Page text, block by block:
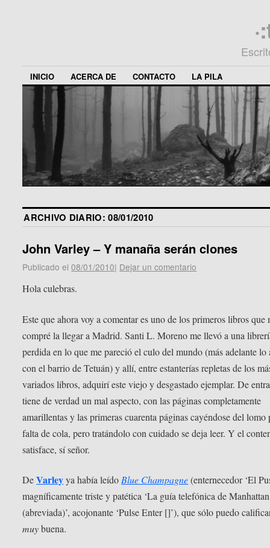
INICIO ACERCA DE CONTACTO LA PILA
ARCHIVO DIARIO:08/01/2010
John Varley – Y manaña serán clones
Publicado el 08/01/2010| Dejar un comentario
Hola culebras.
Este que ahora voy a comentar es uno de los primeros libros que
compré la llegar a Madrid. Santi L. Moreno me llevó a una
perdida en lo que me pareció el culo del mundo (más adelante lo
con el barrio de Tetuán) y allí, entre estanterías repletas de los
variados libros, adquirí este viejo y desgastado ejemplar. De
tiene de verdad un mal aspecto, con las páginas completamente
amarillentas y las primeras cuarenta páginas cayéndose del lomo
falta de cola, pero tratándolo con cuidado se deja leer. Y el
satisface, sí señor.
DeVarleyya había leídoBlue Champagne(enternecedor ‘El
magníficamente triste y patética ‘La guía telefónica de Manhattan
(abreviada)’, acojonante ‘Pulse Enter []’), que sólo puedo
muybuena.